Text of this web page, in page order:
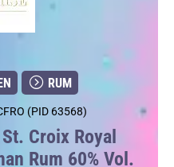
RUM
(PID 63568)
Croix Royal
Rum 60% Vol.